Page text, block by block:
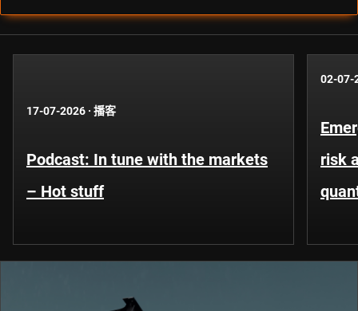
17-07-2026 · 播客
Podcast: In tune with the markets
– Hot stuff
02-07-
risk